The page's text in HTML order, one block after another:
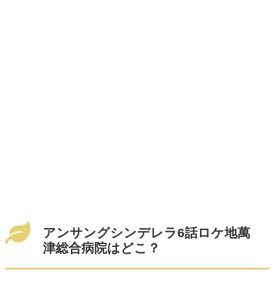
アンサングシンデレラ6話ロケ地萬
津総合病院はどこ？